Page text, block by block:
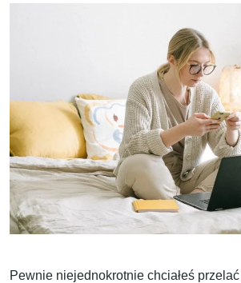
Pewnie niejednokrotnie chciałeś